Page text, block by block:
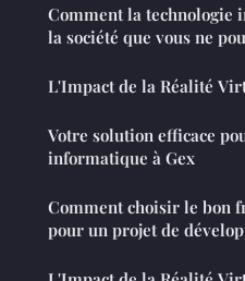
Comment la technologie
la société que vous ne
L'Impact de la Réalité
Votre solution efficace
informatique à Gex
Comment choisir le bon
pour un projet de